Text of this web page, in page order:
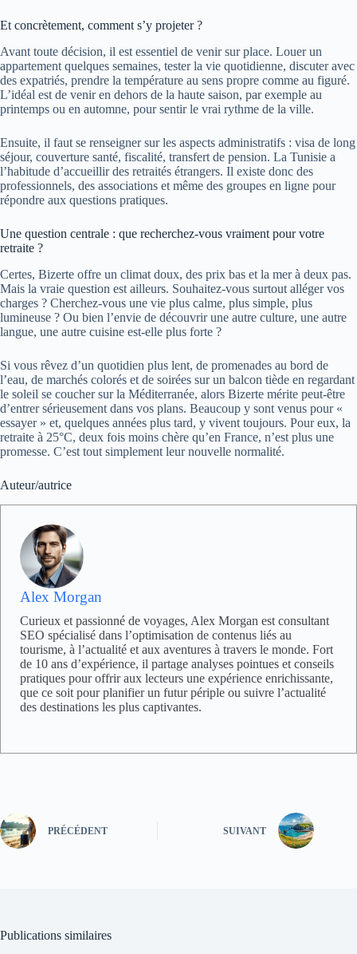
Et concrètement, comment s’y projeter ?
Avant toute décision, il est essentiel de venir sur place. Louer un
appartement quelques semaines, tester la vie quotidienne, discuter avec
des expatriés, prendre la température au sens propre comme au figuré.
L’idéal est de venir en dehors de la haute saison, par exemple au
printemps ou en automne, pour sentir le vrai rythme de la ville.
Ensuite, il faut se renseigner sur les aspects administratifs : visa de long
séjour, couverture santé, fiscalité, transfert de pension. La Tunisie a
l’habitude d’accueillir des retraités étrangers. Il existe donc des
professionnels, des associations et même des groupes en ligne pour
répondre aux questions pratiques.
Une question centrale : que recherchez-vous vraiment pour votre
retraite ?
Certes, Bizerte offre un climat doux, des prix bas et la mer à deux pas.
Mais la vraie question est ailleurs. Souhaitez-vous surtout alléger vos
charges ? Cherchez-vous une vie plus calme, plus simple, plus
lumineuse ? Ou bien l’envie de découvrir une autre culture, une autre
langue, une autre cuisine est-elle plus forte ?
Si vous rêvez d’un quotidien plus lent, de promenades au bord de
l’eau, de marchés colorés et de soirées sur un balcon tiède en regardant
le soleil se coucher sur la Méditerranée, alors Bizerte mérite peut-être
d’entrer sérieusement dans vos plans. Beaucoup y sont venus pour «
essayer » et, quelques années plus tard, y vivent toujours. Pour eux, la
retraite à 25°C, deux fois moins chère qu’en France, n’est plus une
promesse. C’est tout simplement leur nouvelle normalité.
Auteur/autrice
Alex Morgan
Curieux et passionné de voyages, Alex Morgan est consultant
SEO spécialisé dans l’optimisation de contenus liés au
tourisme, à l’actualité et aux aventures à travers le monde. Fort
de 10 ans d’expérience, il partage analyses pointues et conseils
pratiques pour offrir aux lecteurs une expérience enrichissante,
que ce soit pour planifier un futur périple ou suivre l’actualité
des destinations les plus captivantes.
PRÉCÉDENT SUIVANT
Publications similaires